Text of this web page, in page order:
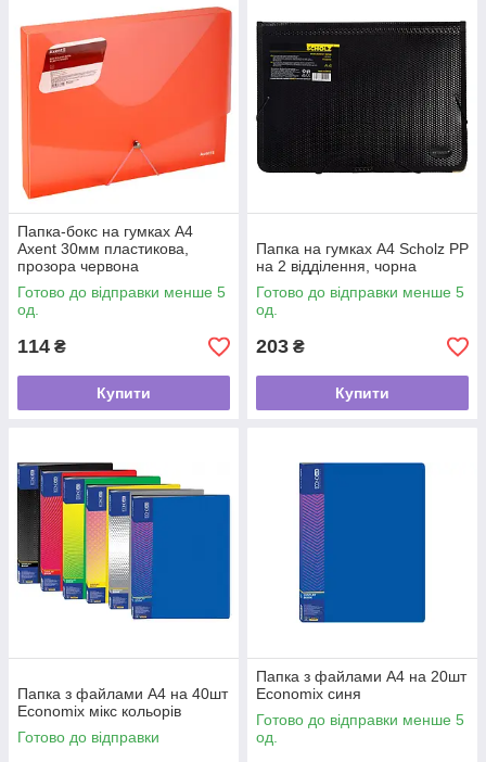
Папка-бокс на гумках А4
Axent 30мм пластикова,
прозора червона
Готово до відправки менше 5
од.
114 ₴
Купити
Папка на гумках А4 Scholz РР
на 2 відділення, чорна
Готово до відправки менше 5
од.
203 ₴
Купити
Папка з файлами А4 на 40шт
Economix мікс кольорів
Готово до відправки
Папка з файлами А4 на 20шт
Economix синя
Готово до відправки менше 5
од.